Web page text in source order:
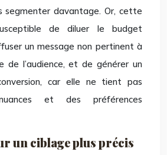
segmenter davantage. Or, cette
de diluer le budget
un message non pertinent à
de l’audience, et de générer un
car elle ne tient pas
et des préférences
un ciblage plus précis